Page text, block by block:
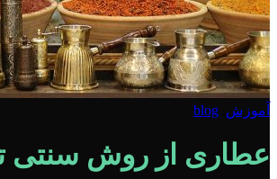
آموزش blog
عطاری از روش سنتی